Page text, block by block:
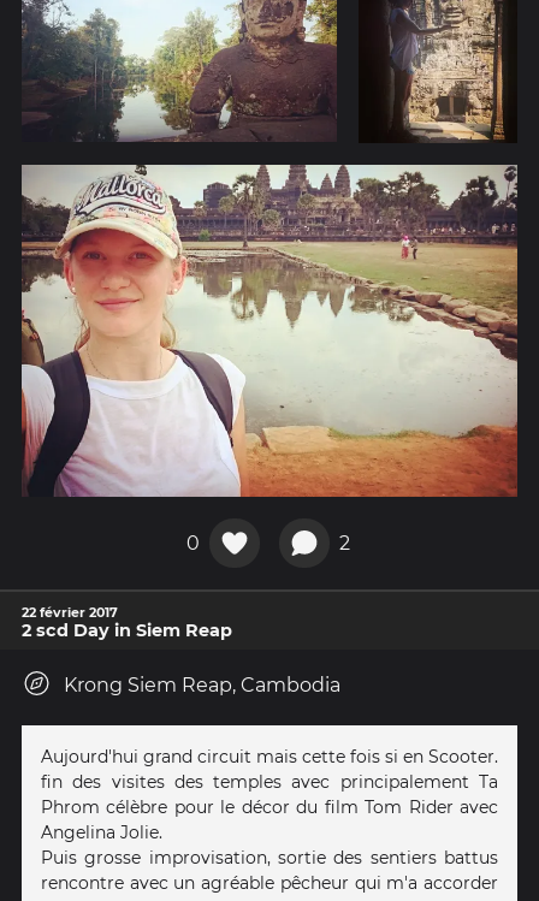
0 2
22 février 2017
2 scd Day in Siem Reap
Krong Siem Reap, Cambodia
Aujourd'hui grand circuit mais cette fois si en Scooter.
fin des visites des temples avec principalement Ta
Phrom célèbre pour le décor du film Tom Rider avec
Angelina Jolie.
Puis grosse improvisation, sortie des sentiers battus
rencontre avec un agréable pêcheur qui m'a accorder